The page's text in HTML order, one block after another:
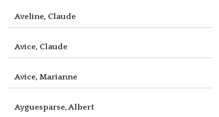
Aveline, Claude
Avice, Claude
Avice, Marianne
Ayguesparse, Albert